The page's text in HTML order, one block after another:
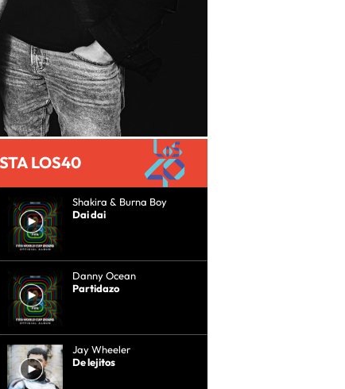
LOS40
Shakira & Burna Boy
Dai dai
Danny Ocean
Partidazo
Jay Wheeler
De lejitos